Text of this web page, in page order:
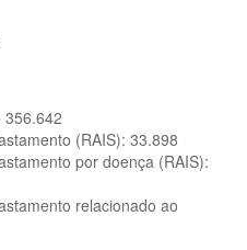
356.642
(RAIS): 33.898
por doença (RAIS):
relacionado ao